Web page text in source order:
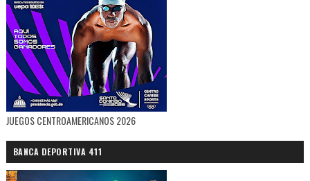
JUEGOS CENTROAMERICANOS 2026
BANCA DEPORTIVA 411